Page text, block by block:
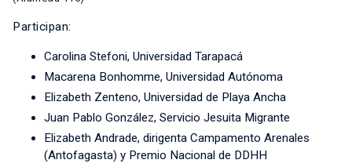
Participan:
Carolina Stefoni, Universidad Tarapacá
Macarena Bonhomme, Universidad Autónoma
Elizabeth Zenteno, Universidad de Playa Ancha
Juan Pablo González, Servicio Jesuita Migrante
Elizabeth Andrade, dirigenta Campamento Arenales
(Antofagasta) y Premio Nacional de DDHH